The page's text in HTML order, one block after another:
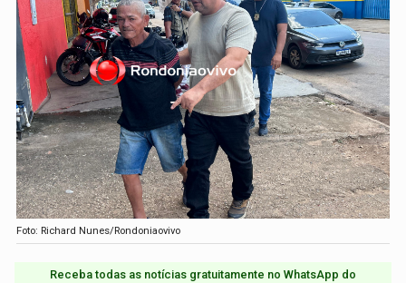
Foto: Richard Nunes/Rondoniaovivo
Receba todas as notícias gratuitamente no WhatsApp do